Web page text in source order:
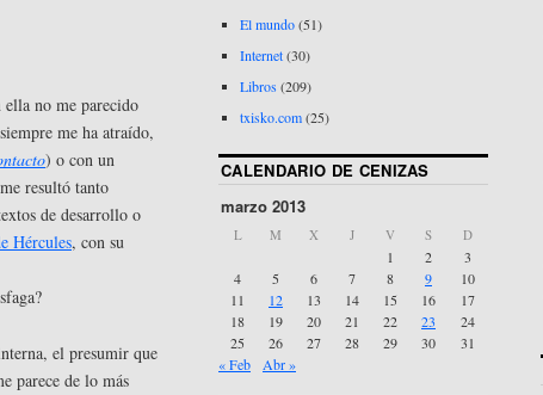
no me parecido
me ha atraído,
) o con un
resultó tanto
de desarrollo o
Hércules, con su
el presumir que
parece de lo más
El mundo(51)
Internet(30)
Libros(209)
txisko.com(25)
CALENDARIO DE CENIZAS
marzo 2013
L M X J V S D
1 2
3
4
5 6 7 8 9
10
11
12 13 14 15 16
17
18
19 20 21 22 23
24
25
26 27 28 29 30
31
« Feb
Abr »